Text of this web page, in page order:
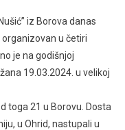
iz Borova danas
u četiri
je na godišnjoj
19.03.2024. u velikoj
toga 21 u Borovu. Dosta
u Ohrid, nastupali u